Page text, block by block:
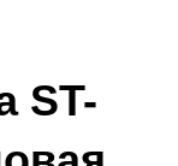
ST-